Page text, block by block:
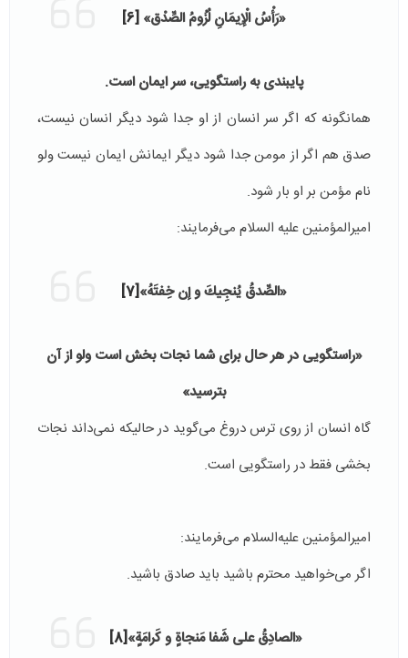
«رَأْسُ‏ الْإِيمَانِ‏ لُزُومُ‏ الصِّدْق‏» [6]
پایبندی به راستگویی، سر ایمان است.
همانگونه که اگر سر انسان از او جدا شود دیگر انسان نیست،
صدق هم اگر از مومن جدا شود دیگر ایمانش ایمان نیست ولو
نام مؤمن بر او بار شود.
امیرالمؤمنین علیه السلام می‌فرمایند:
«الصِّدقُ يُنجِيكَ و إن خِفتَهُ»[7]
«راستگویی در هر حال برای شما نجات بخش است ولو از آن
بترسید»
گاه انسان از روی ترس دروغ می‌گوید در حالیکه نمی‌داند نجات
بخشی فقط در راستگویی است.
امیرالمؤمنین علیه‌السلام می‌فرمایند:
اگر می‌خواهید محترم باشید باید صادق باشید.
«الصادِقُ على شَفا مَنجاةٍ و كَرامَةٍ»[8]